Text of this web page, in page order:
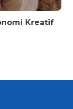
Kreatif